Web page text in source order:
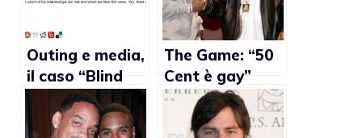
Outing e media,
il caso “Blind
Gossip”
The Game: “50
Cent è gay”